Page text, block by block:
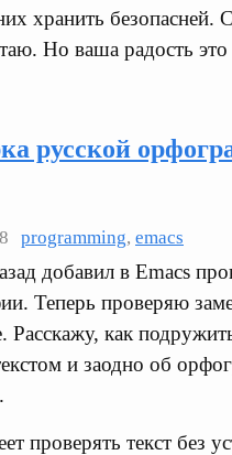
хранить безопасней.
Но ваша радость
русской
programming, emacs
добавил в Emacs
Теперь проверяю
Расскажу, как
и заодно об
проверять текст без